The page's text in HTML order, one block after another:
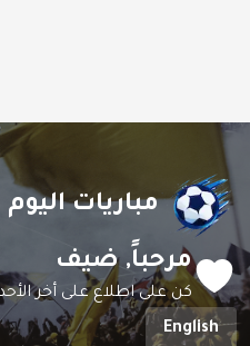
مباريات اليوم
مرحباً, ضيف
كن على اطلاع على أخر
English